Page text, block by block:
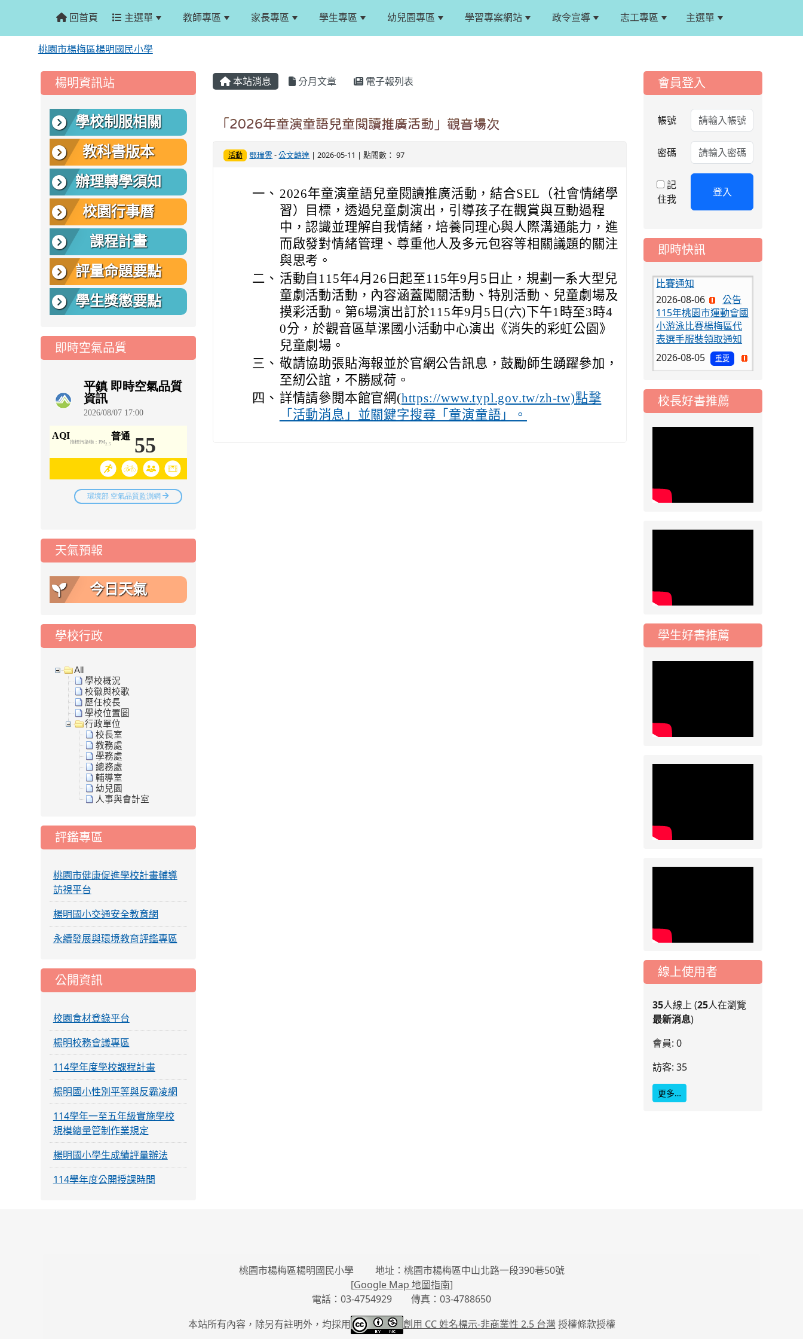
回首頁 主選單 教師專區 家長專區 學生專區 幼兒園專區 學習專案網站 政令宣導 志工專區 主選單
桃園市楊梅區楊明國民小學
本站消息 分月文章 電子報列表
「2026年童演童語兒童閱讀推廣活動」觀音場次
活動 鄧瑞雲 -公文轉達 | 2026-05-11 | 點閱數： 97
一、 2026年童演童語兒童閱讀推廣活動，結合SEL（社會情緒學
習）目標，透過兒童劇演出，引導孩子在觀賞與互動過程
中，認識並理解自我情緒，培養同理心與人際溝通能力，進
而啟發對情緒管理、尊重他人及多元包容等相關議題的關注
與思考。
二、 活動自115年4月26日起至115年9月5日止，規劃一系大型兒
童劇活動活動，內容涵蓋闖關活動、特別活動、兒童劇場及
摸彩活動。第6場演出訂於115年9月5日(六)下午1時至3時4
0分，於觀音區草漯國小活動中心演出《消失的彩虹公園》
兒童劇場。
三、 敬請協助張貼海報並於官網公告訊息，鼓勵師生踴躍參加，
至紉公誼，不勝感荷。
四、 詳情請參閱本館官網(https://www.typl.gov.tw/zh-tw)點擊
「活動消息」並關鍵字搜尋「童演童語」。
::: 楊明資訊站
學校制服相關
教科書版本
辦理轉學須知
校園行事曆
課程計畫
評量命題要點
學生獎懲要點
即時空氣品質
天氣預報
今日天氣
學校行政
All
學校概況
校徽與校歌
歷任校長
學校位置圖
行政單位
校長室
教務處
學務處
總務處
輔導室
幼兒園
人事與會計室
評鑑專區
桃園市健康促進學校計畫輔導
訪視平台
楊明國小交通安全教育網
永續發展與環境教育評鑑專區
公開資訊
校園食材登錄平台
楊明校務會議專區
114學年度學校課程計畫
楊明國小性別平等與反霸凌網
114學年一至五年級實施學校
規模總量管制作業規定
楊明國小學生成績評量辦法
114學年度公開授課時間
::: 會員登入
帳號
密碼
記
住我
登入
即時快訊
2026-08-06
115年桃園市運動會國
小游泳比賽楊梅區代
表選手服裝領取通知
2026-08-05
重要
115學年度課後照顧
服務班教師甄選簡章
2026-08-03
重要
115學年度一、三、
月份「施工車輛臨
停」一案，請各位用
2026-07-17
公告
比賽通知
2026-08-06
公告
小游泳比賽楊梅區代
表選手服裝領取通知
2026-08-05
重要
115學年度一、三、
路人留意
公告-115年桃園市運
校長好書推薦
學生好書推薦
線上使用者
35人線上 (25人在瀏覽
最新消息)
會員: 0
訪客: 35
更多…
桃園市楊梅區楊明國民小學 地址：桃園市楊梅區中山北路一段390巷50號
[Google Map 地圖指南]
電話：03-4754929 傳真：03-4788650
本站所有內容，除另有註明外，均採用
創用 CC 姓名標示-非商業性 2.5 台灣 授權條款授權